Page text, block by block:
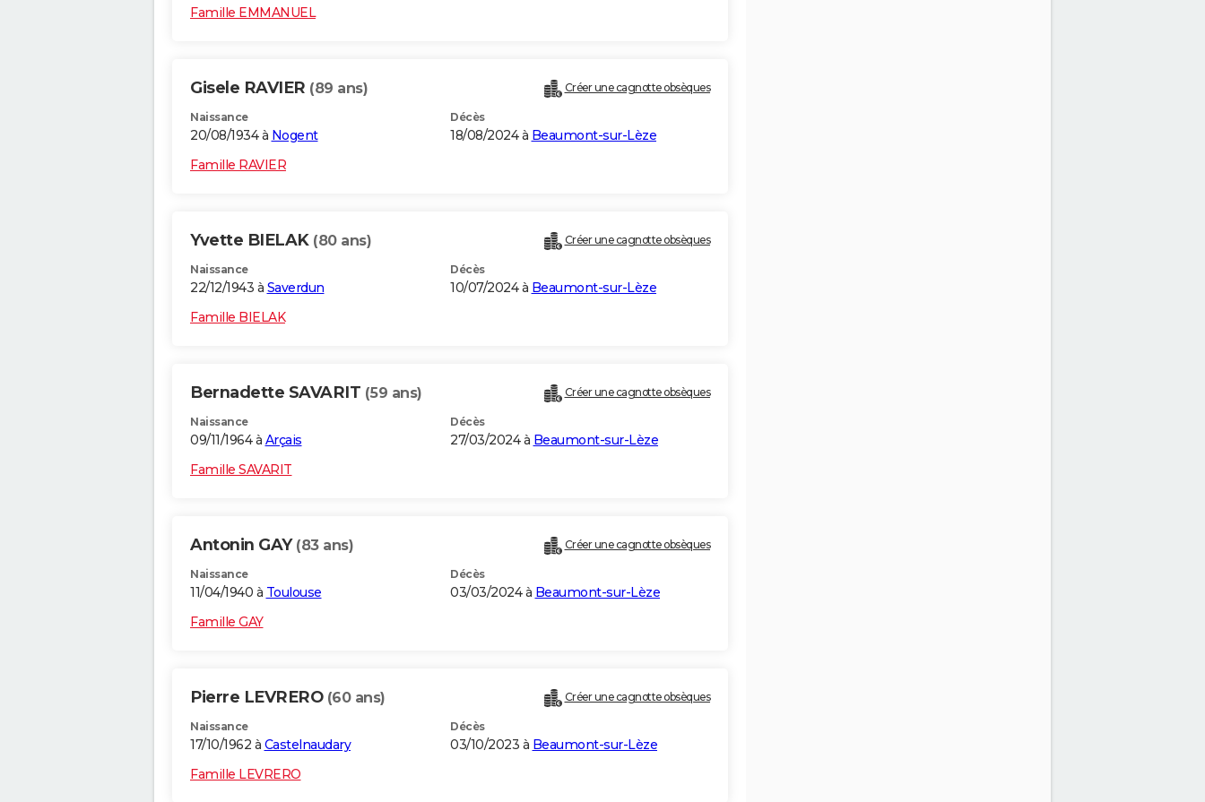
Famille EMMANUEL
Gisele RAVIER (89 ans) Créer une cagnotte obsèques
Naissance
20/08/1934 à Nogent
Décès
18/08/2024 à Beaumont-sur-Lèze
Famille RAVIER
Yvette BIELAK (80 ans) Créer une cagnotte obsèques
Naissance
22/12/1943 à Saverdun
Décès
10/07/2024 à Beaumont-sur-Lèze
Famille BIELAK
Bernadette SAVARIT (59 ans) Créer une cagnotte obsèques
Naissance
09/11/1964 à Arçais
Décès
27/03/2024 à Beaumont-sur-Lèze
Famille SAVARIT
Antonin GAY (83 ans) Créer une cagnotte obsèques
Naissance
11/04/1940 à Toulouse
Décès
03/03/2024 à Beaumont-sur-Lèze
Famille GAY
Pierre LEVRERO (60 ans) Créer une cagnotte obsèques
Naissance
17/10/1962 à Castelnaudary
Décès
03/10/2023 à Beaumont-sur-Lèze
Famille LEVRERO